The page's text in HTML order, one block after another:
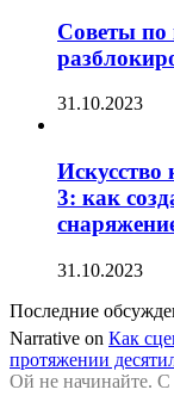
Советы по
31.10.2023
3: как
31.10.2023
Последние
Narrative on Как
протяжении
Ой не начинайте.